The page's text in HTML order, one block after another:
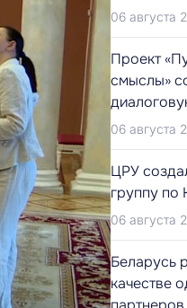
06 августа
Проект
смыслы»
06 августа
ЦРУ
группу по
06 августа
Беларусь
качестве